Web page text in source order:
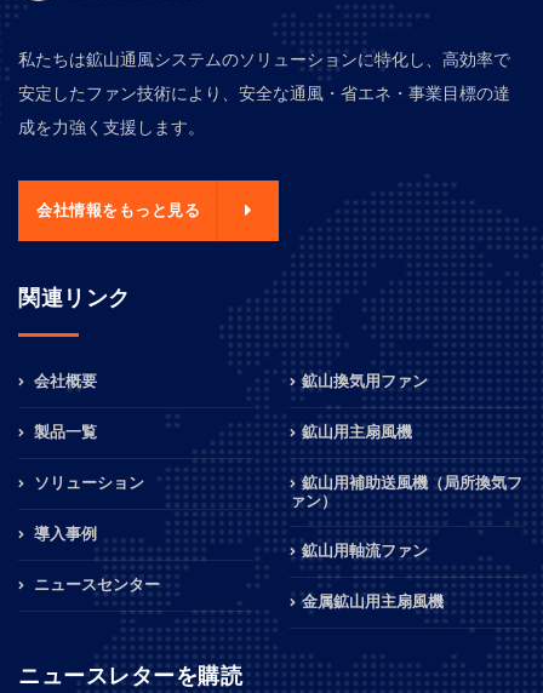
私たちは鉱山通風システムのソリューションに特化し、高効率で
安定したファン技術により、安全な通風・省エネ・事業目標の達
成を力強く支援します。
会社情報をもっと見る
関連リンク
会社概要
製品一覧
ソリューション
導入事例
ニュースセンター
鉱山換気用ファン
鉱山用主扇風機
鉱山用補助送風機（局所換気フ
ァン）
鉱山用軸流ファン
金属鉱山用主扇風機
ニュースレターを購読